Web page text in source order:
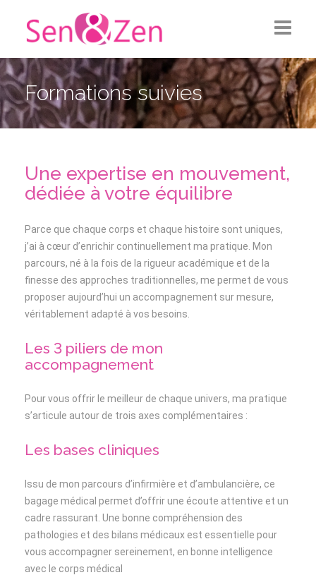
Les Soins
Future Maman
Santé de la Femme
Formations suivies
Une expertise en mouvement,
dédiée à votre équilibre
Parce que chaque corps et chaque histoire sont uniques,
j’ai à cœur d’enrichir continuellement ma pratique. Mon
parcours, né à la fois de la rigueur académique et de la
finesse des approches traditionnelles, me permet de vous
proposer aujourd’hui un accompagnement sur mesure,
véritablement adapté à vos besoins.
Les 3 piliers de mon
accompagnement
Pour vous offrir le meilleur de chaque univers, ma pratique
s’articule autour de trois axes complémentaires :
Les bases cliniques
Issu de mon parcours d’infirmière et d’ambulancière, ce
bagage médical permet d’offrir une écoute attentive et un
cadre rassurant. Une bonne compréhension des
pathologies et des bilans médicaux est essentielle pour
vous accompagner sereinement, en bonne intelligence
avec le corps médical